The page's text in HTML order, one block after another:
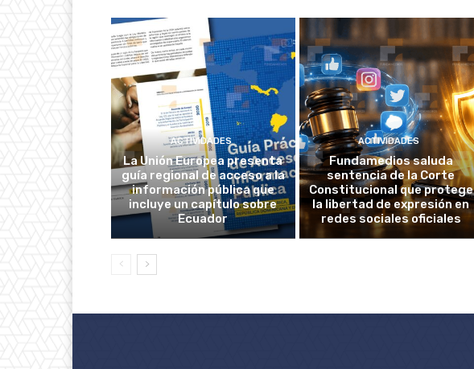
ACTIVIDADES
La Unión Europea presenta
guía regional de acceso a la
información pública que
incluye un capítulo sobre
Ecuador
ACTIVIDADES
Fundamedios saluda
sentencia de la Corte
Constitucional que protege
la libertad de expresión en
redes sociales oficiales